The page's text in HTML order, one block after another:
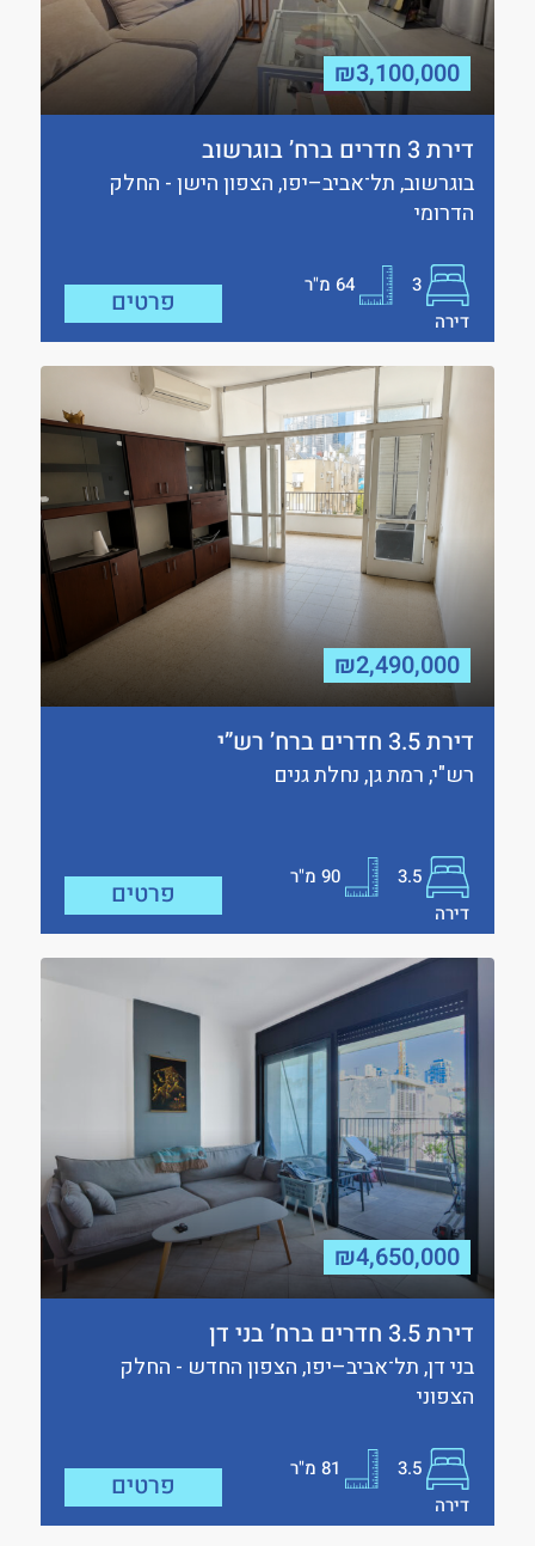
₪3,100,000
דירת 3 חדרים ברח’ בוגרשוב
בוגרשוב, תל־אביב–יפו, הצפון הישן - החלק
הדרומי
3
64מ"ר
דירה
פרטים
₪2,490,000
דירת 3.5 חדרים ברח’ רש”י
רש"י, רמת גן, נחלת גנים
3.5
90מ"ר
דירה
פרטים
₪4,650,000
דירת 3.5 חדרים ברח’ בני דן
בני דן, תל־אביב–יפו, הצפון החדש - החלק
הצפוני
3.5
81מ"ר
דירה
פרטים